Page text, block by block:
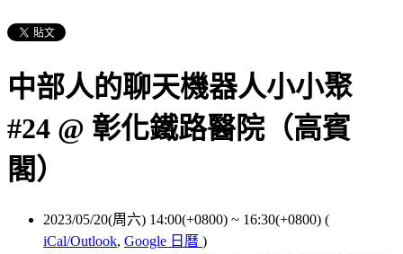
中部人的聊天機器人小小聚
#24 @ 彰化鐵路醫院（高賓
閣）
2023/05/20(周六) 14:00(+0800) ~ 16:30(+0800) (
iCal/Outlook, Google 日曆 )